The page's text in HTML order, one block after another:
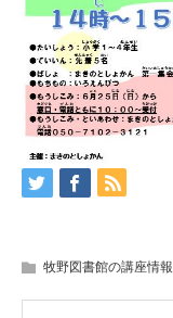
牧野図書館の講座情報